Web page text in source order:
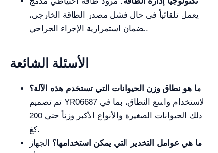
يعمل تلقائياً في حال فشل مصدر الطاقة الخارجي،
لضمان استمرارية الإجراء الجراحي.
الأسئلة الشائعة
ما هو نطاق وزن الحيوانات التي تستخدم هذه الآلة؟
تم تصميم YR06687 لاستخدام واسع النطاق، بما في
ذلك الحيوانات الصغيرة والأنواع الأكبر وزناً حتى 200
كغ.
ما هي عوامل التخدير التي يمكن استخدامها؟ الجهاز